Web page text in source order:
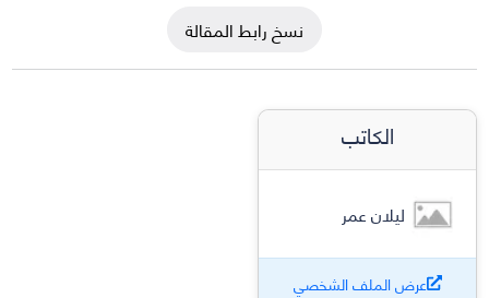
نسخ رابط المقالة
الكاتب
ليلان عمر
عرض الملف الشخصي